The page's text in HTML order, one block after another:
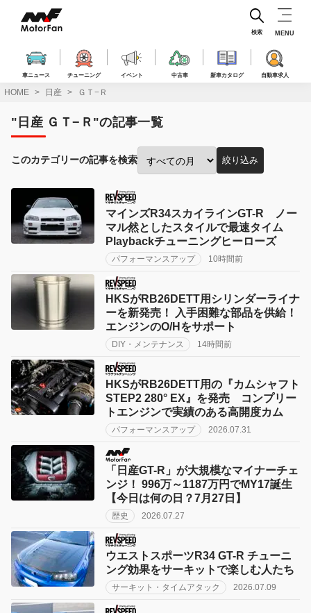
ス
車ニュース チューニング イベント 中古車 新車カタログ 自動車求人
検索 MENU
HOME 日産 ＧＴ−Ｒ
"日産 ＧＴ−Ｒ"の記事一覧
このカテゴリーの記事を検索
投
月
絞
り
絞り込み
マインズR34スカイラインGT-R ノー
マル然としたスタイルで最速タイム
Playbackチューニングヒーローズ
パフォーマンスアップ 10時間前
HKSがRB26DETT用シリンダーライナ
ーを新発売！ 入手困難な部品を供給！
エンジンのO/Hをサポート
DIY・メンテナンス 14時間前
HKSがRB26DETT用の『カムシャフト
STEP2 280° EX』を発売 コンプリー
トエンジンで実績のある高開度カム
パフォーマンスアップ 2026.07.31
「日産GT-R」が大規模なマイナーチェ
ンジ！ 996万～1187万円でMY17誕生
【今日は何の日？7月27日】
歴史 2026.07.27
ウエストスポーツR34 GT-R チューニ
ング効果をサーキットで楽しむ人たち
サーキット・タイムアタック 2026.07.09